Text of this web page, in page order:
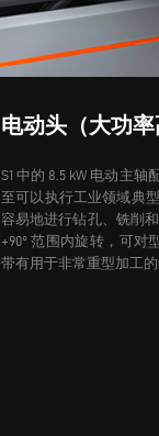
电动头（大功率
S1 中的 8.5 kW 电动主
至可以执行工业领域典
容易地进行钻孔、铣削和
+90° 范围内旋转，可对
带有用于非常重型加工的